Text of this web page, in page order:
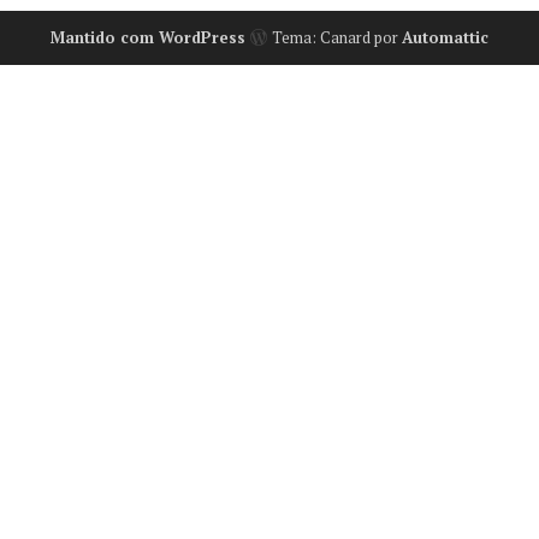
Mantido com WordPress Tema: Canard porAutomattic